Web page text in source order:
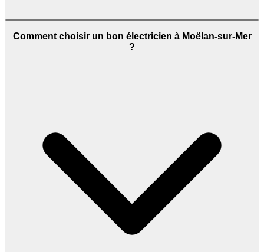
Comment choisir un bon électricien à Moëlan-sur-Mer
?